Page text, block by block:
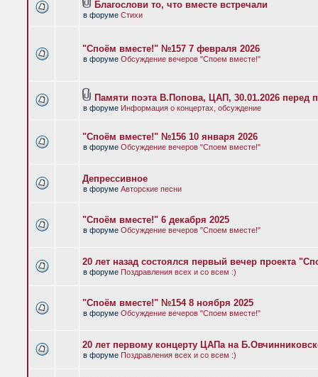
Благослови то, что вместе встречали
в форуме Стихи
"Споём вместе!" №157 7 февраля 2026
в форуме Обсуждение вечеров "Споем вместе!"
Памяти поэта В.Попова, ЦАП, 30.01.2026 перед
в форуме Информация о концертах, обсуждение
"Споём вместе!" №156 10 января 2026
в форуме Обсуждение вечеров "Споем вместе!"
Депрессивное
в форуме Авторские песни
"Споём вместе!" 6 декабря 2025
в форуме Обсуждение вечеров "Споем вместе!"
20 лет назад состоялся первый вечер проекта
в форуме Поздравления всех и со всем :)
"Споём вместе!" №154 8 ноября 2025
в форуме Обсуждение вечеров "Споем вместе!"
20 лет первому концерту ЦАПа на
в форуме Поздравления всех и со всем :)